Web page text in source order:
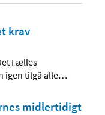
krav
Fælles
igen tilgå alle…
midlertidigt